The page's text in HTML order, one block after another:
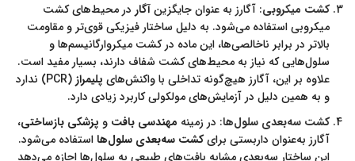
کشت میکروبی: آگارز به عنوان جایگزینآگار در محیط‌های کشت
میکروبی استفاده می‌شود. به دلیل ساختار فیزیکی قوی‌تر و مقاومت
بالاتر در برابر ناخالصی‌ها، این ماده در کشت میکروارگانیسم‌ها و
سلول‌هایی که نیاز به محیط‌های کشت شفاف دارند، بسیار مفید است.
علاوه بر این، آگارز هیچ‌گونه تداخلی با واکنش‌های پلیمراز
(PCR) ندارد
و به همین دلیل در آزمایش‌های مولکولی کاربرد زیادی دارد.
کشت سه‌بعدی سلول‌ها: در زمینه مهندسی بافت و پزشکی بازساختی،
آگارز به‌عنوان داربستی برایکشت سه‌بعدی سلول‌ها استفاده می‌شود.
این ساختار سه‌بعدی مشابه بافت‌های طبیعی به سلول‌ها اجازه می‌دهد